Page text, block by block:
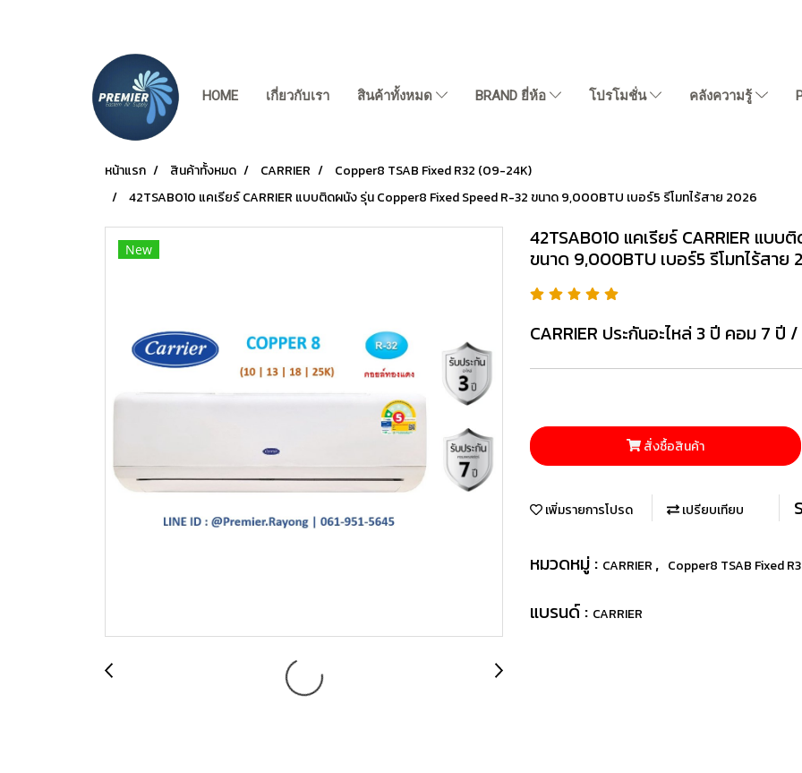
HOME เกี่ยวกับเรา สินค้าทั้งหมด BRAND ยี่ห้อ โปรโมชั่น คลังความรู้
หน้าแรก สินค้าทั้งหมด CARRIER
Copper8 TSAB Fixed R32 (09-24K)
42TSAB010 แคเรียร์ CARRIER แบบติดผนัง รุ่น Copper8 Fixed Speed R-32 ขนาด 9,000BTU เบอร์5 รีโมทไร้สาย 2026
New
42TSAB010 แคเรียร์ CARRIER แบ
ขนาด 9,000BTU เบอร์5 รีโมทไร้สาย
CARRIER ประกันอะไหล่ 3 ปี คอม 7 ปี
สั่งซื้อสินค้า
เพิ่มรายการโปรด เปรียบเทียบ
หมวดหมู่ : CARRIER , Copper8 TSAB Fixed
แบรนด์ : CARRIER